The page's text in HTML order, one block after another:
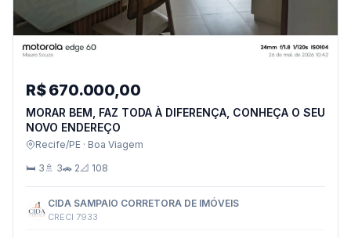
R$ 670.000,00
MORAR BEM, FAZ TODA À DIFERENÇA, CONHEÇA O SEU
NOVO ENDEREÇO
Recife/PE · Boa Viagem
🛏 3 🚿 3🚗 2📐 108
CIDA SAMPAIO CORRETORA DE IMÓVEIS
CRECI 7933